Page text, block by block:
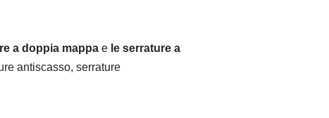
a doppia mappa e le serrature a
antiscasso, serrature